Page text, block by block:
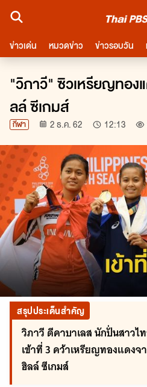
ข่าวเด่น หมวดข่าว ข่าวรอบวัน
ชมสด
"วิภาวี" ซิวเหรียญทอง
ลล์ ซีเกมส์
กีฬา 2 ธ.ค. 62 12:13 จำ
สรุปประเด็นสำคัญ
วิภาวี ดีคาบาเลส นักปั่นสาวไ
เข้าที่ 3 คว้าเหรียญทองแดง
ฮิลล์ ซีเกมส์